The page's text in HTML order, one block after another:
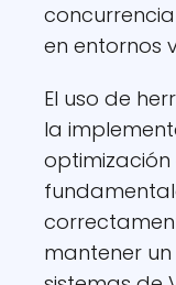
en entornos
El uso de
la
mantener